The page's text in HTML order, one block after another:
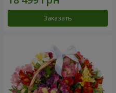
Заказать